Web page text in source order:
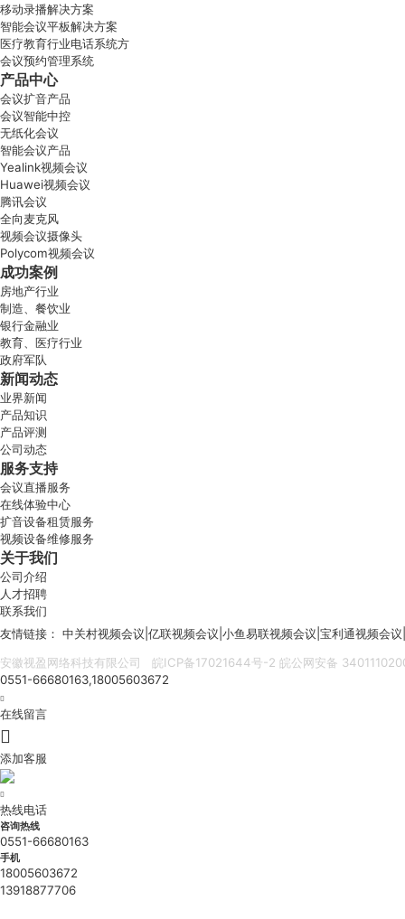
移动录播解决方案
智能会议平板解决方案
医疗教育行业电话系统方
会议预约管理系统
产品中心
会议扩音产品
会议智能中控
无纸化会议
智能会议产品
Yealink视频会议
Huawei视频会议
腾讯会议
全向麦克风
视频会议摄像头
Polycom视频会议
成功案例
房地产行业
制造、餐饮业
银行金融业
教育、医疗行业
政府军队
新闻动态
业界新闻
产品知识
产品评测
公司动态
服务支持
会议直播服务
在线体验中心
扩音设备租赁服务
视频设备维修服务
关于我们
公司介绍
人才招聘
联系我们
友情链接： 中关村视频会议 亿联视频会议 小鱼易联视频会议 宝利通视频会议
安徽视盈网络科技有限公司
皖ICP备17021644号-2 皖公网安备
0551-66680163,18005603672

在线留言

添加客服

热线电话
咨询热线
0551-66680163
手机
18005603672
13918877706